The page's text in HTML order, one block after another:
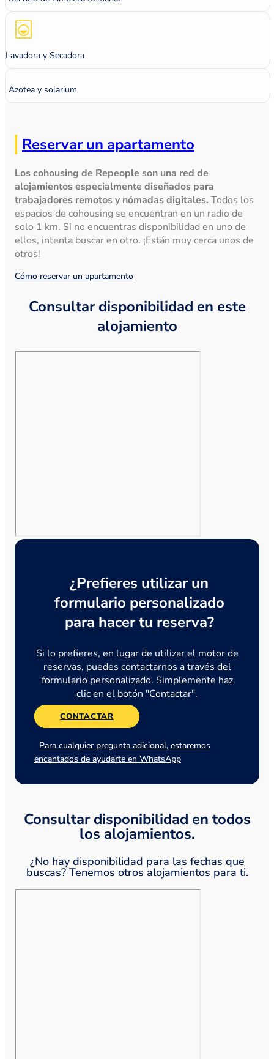
Lavadora y Secadora
Azotea y solarium
Reservar un apartamento
Los cohousing de Repeople son una red de
alojamientos especialmente diseñados para
trabajadores remotos y nómadas digitales. Todos los
espacios de cohousing se encuentran en un radio de
solo 1 km. Si no encuentras disponibilidad en uno de
ellos, intenta buscar en otro. ¡Están muy cerca unos de
otros!
Cómo reservar un apartamento
Consultar disponibilidad en este
alojamiento
¿Prefieres utilizar un
formulario personalizado
para hacer tu reserva?
Si lo prefieres, en lugar de utilizar el motor de
reservas, puedes contactarnos a través del
formulario personalizado. Simplemente haz
clic en el botón "Contactar".
CONTACTAR
Para cualquier pregunta adicional, estaremos
encantados de ayudarte en WhatsApp
Consultar disponibilidad en todos
los alojamientos.
¿No hay disponibilidad para las fechas que
buscas? Tenemos otros alojamientos para ti.